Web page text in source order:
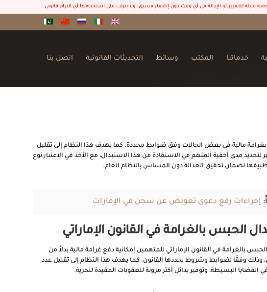
قابلة للتغيير أو الإزالة في أي وقت دون إشعار مسبق، ولا يترتب على استخدامها أي التزام قانوني.
خدماتنا المكتب وسائط التحديثات القانونية اتصل بنا
بغرامة مالية في بعض الحالات وفق ضوابط محددة. كما يهدف هذا النظام إلى تقليل
مدى أحقية المتهم في الاستفادة من هذا الاستبدال، مع الأخذ في الاعتبار نوع
لضمان تحقيق العدالة دون المساس بالنظام العام.
إجراءات رفع دعوى تعويض عن سجن في الإمارات
الحبس بالغرامة في القانون الإماراتي
بالغرامة في القانون الإماراتي للمتهمين إمكانية دفع غرامة مالية بدلاً من
وفقًا لضوابط وشروط يحددها القانون. كما يهدف هذا النظام إلى تقليل عدد
البسيطة، وتوفير بدائل أكثر مرونة للعقوبات المقيدة للحرية.